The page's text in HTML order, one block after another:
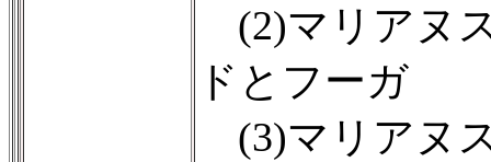
(2)マリアヌ
ドとフーガ
(3)マリアヌ